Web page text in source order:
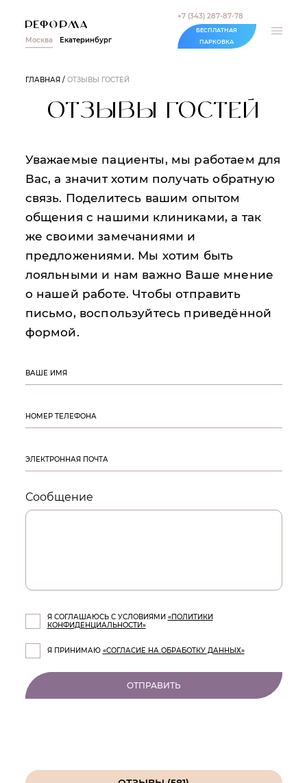
Москва Екатеринбург
БЕСПЛАТНАЯ
ПАРКОВКА
+7 (343) 287-87-78
ГЛАВНАЯ ОТЗЫВЫ ГОСТЕЙ
ОТЗЫВЫ ГОСТЕЙ
Уважаемые пациенты, мы работаем для
Вас, а значит хотим получать обратную
связь. Поделитесь вашим опытом
общения с нашими клиниками, а так
же своими замечаниями и
предложениями. Мы хотим быть
лояльными и нам важно Ваше мнение
о нашей работе. Чтобы отправить
письмо, воспользуйтесь приведённой
формой.
ВАШЕ ИМЯ
НОМЕР ТЕЛЕФОНА
ЭЛЕКТРОННАЯ ПОЧТА
Сообщение
Я СОГЛАШАЮСЬ С УСЛОВИЯМИ «ПОЛИТИКИ
КОНФИДЕНЦИАЛЬНОСТИ»
Я ПРИНИМАЮ «СОГЛАСИЕ НА ОБРАБОТКУ ДАННЫХ»
ОТПРАВИТЬ